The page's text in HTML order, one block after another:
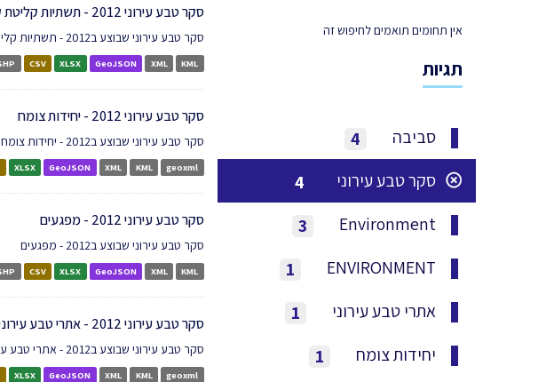
אין תחומים תואמים לחיפוש זה
תגיות
סביבה
4
סקר טבע עירוני
4
Environment
3
ENVIRONMENT
1
אתרי טבע עירוני
1
יחידות צומח
1
סקר טבע עירוני 2012 - תשתיות קליטת קהל
סקר טבע עירוני שבוצע ב2012 - תשתיות קליטת קהל
CSV XLSX GeoJSON XML KML
סקר טבע עירוני 2012 - יחידות צומח
סקר טבע עירוני שבוצע ב2012 - יחידות צומח
XLSX GeoJSON XML KML geoxml
סקר טבע עירוני 2012 - מפגעים
סקר טבע עירוני שבוצע ב2012 - מפגעים
CSV XLSX GeoJSON XML KML
סקר טבע עירוני 2012 - אתרי טבע עירוני
סקר טבע עירוני שבוצע ב2012 - אתרי טבע עירוני
XLSX GeoJSON XML KML geoxml